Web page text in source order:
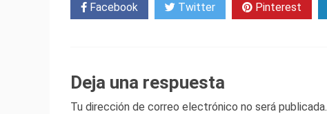
Facebook Twitter Pinterest
Deja una respuesta
Tu dirección de correo electrónico no será publicada.